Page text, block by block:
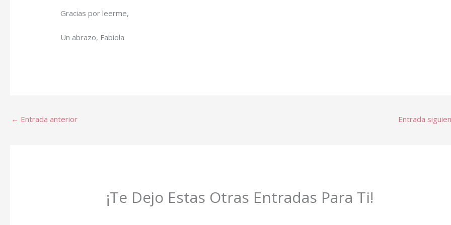
Gracias por leerme,
Un abrazo, Fabiola
← Entrada anterior Entrada
¡Te Dejo Estas Otras Entradas Para Ti!